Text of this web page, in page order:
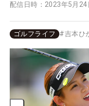
配信日時： 2023年5月24
ゴルフライフ #吉本ひ